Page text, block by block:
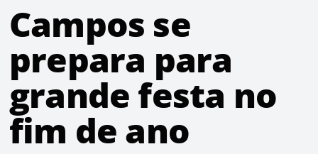
Campos se
prepara para
grande festa no
fim de ano